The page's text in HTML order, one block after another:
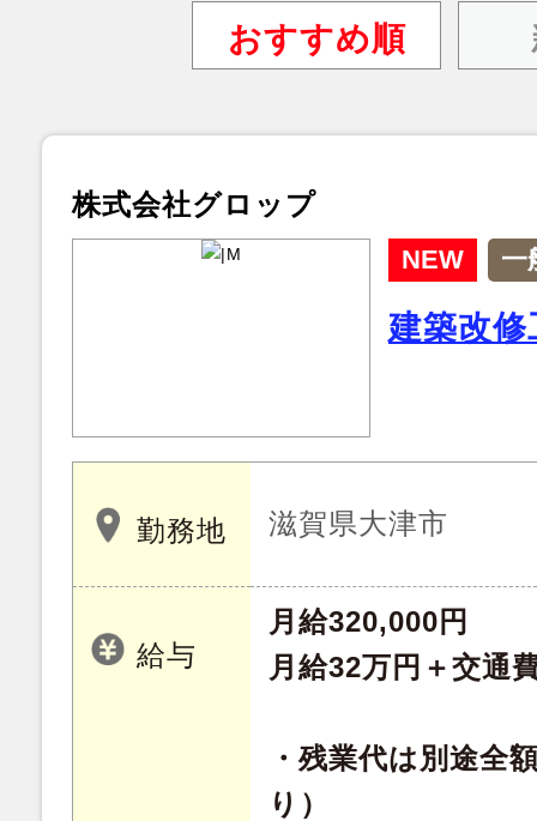
おすすめ順
株式会社グロップ
NEW 一
建築改
勤務地 滋賀県大津市
給与
月給320,000円
月給32万円＋交通
・残業代は別途全
り）